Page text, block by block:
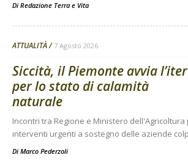
Di Redazione Terra e Vita
ATTUALITÀ 7 Agosto 2026
Siccità, il Piemonte avvia l’iter
per lo stato di calamità
naturale
Incontri tra Regione e Ministero
interventi urgenti a sostegno delle aziende
Di Marco Pederzoli